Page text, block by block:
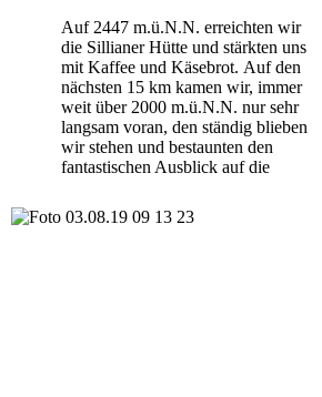
Auf 2447 m.ü.N.N. erreichten wir
die Sillianer Hütte und stärkten uns
mit Kaffee und Käsebrot. Auf den
nächsten 15 km kamen wir, immer
weit über 2000 m.ü.N.N. nur sehr
langsam voran, den ständig blieben
wir stehen und bestaunten den
fantastischen Ausblick auf die